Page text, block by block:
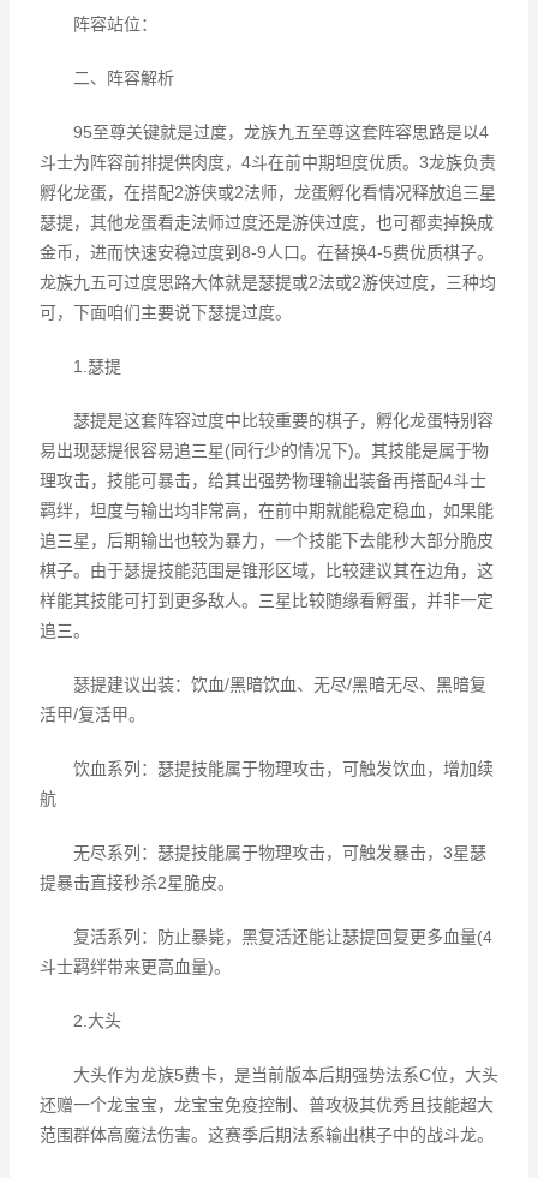
阵容站位：
二、阵容解析
95至尊关键就是过度，龙族九五至尊这套阵容思路是以4
斗士为阵容前排提供肉度，4斗在前中期坦度优质。3龙族负责
孵化龙蛋，在搭配2游侠或2法师，龙蛋孵化看情况释放追三星
瑟提，其他龙蛋看走法师过度还是游侠过度，也可都卖掉换成
金币，进而快速安稳过度到8-9人口。在替换4-5费优质棋子。
龙族九五可过度思路大体就是瑟提或2法或2游侠过度，三种均
可，下面咱们主要说下瑟提过度。
1.瑟提
瑟提是这套阵容过度中比较重要的棋子，孵化龙蛋特别容
易出现瑟提很容易追三星(同行少的情况下)。其技能是属于物
理攻击，技能可暴击，给其出强势物理输出装备再搭配4斗士
羁绊，坦度与输出均非常高，在前中期就能稳定稳血，如果能
追三星，后期输出也较为暴力，一个技能下去能秒大部分脆皮
棋子。由于瑟提技能范围是锥形区域，比较建议其在边角，这
样能其技能可打到更多敌人。三星比较随缘看孵蛋，并非一定
追三。
瑟提建议出装：饮血/黑暗饮血、无尽/黑暗无尽、黑暗复
活甲/复活甲。
饮血系列：瑟提技能属于物理攻击，可触发饮血，增加续
航
无尽系列：瑟提技能属于物理攻击，可触发暴击，3星瑟
提暴击直接秒杀2星脆皮。
复活系列：防止暴毙，黑复活还能让瑟提回复更多血量(4
斗士羁绊带来更高血量)。
2.大头
大头作为龙族5费卡，是当前版本后期强势法系C位，大头
还赠一个龙宝宝，龙宝宝免疫控制、普攻极其优秀且技能超大
范围群体高魔法伤害。这赛季后期法系输出棋子中的战斗龙。